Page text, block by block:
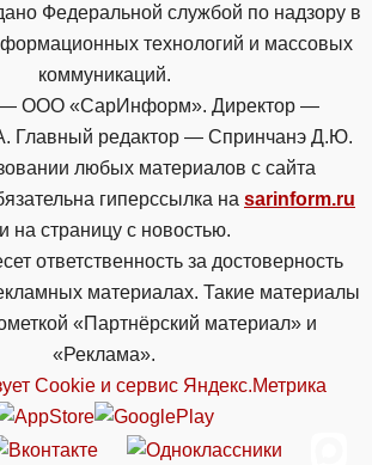
Федеральной службой по надзору в
технологий и массовых
коммуникаций.
— ООО «СарИнформ». Директор —
Главный редактор — Спринчанэ Д.Ю.
любых материалов с сайта
гиперссылка на sarinform.ru
на страницу с новостью.
ответственность за достоверность
материалах. Такие материалы
«Партнёрский материал» и
«Реклама».
Cookie и сервиc Яндекс.Метрика